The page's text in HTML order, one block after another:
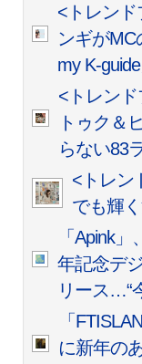
<トレンド
ンギが
my K-
<トレンド
トゥク＆
らない83
<トレン
でも輝
「Apink
年記念デ
リース…“
「
に新年の